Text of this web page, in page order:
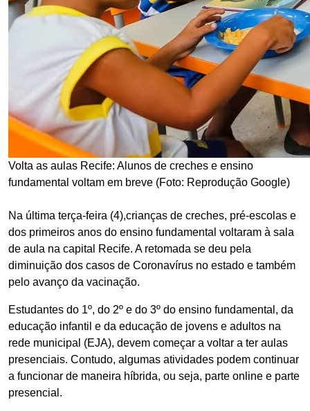
Volta as aulas Recife: Alunos de creches e ensino
fundamental voltam em breve (Foto: Reprodução Google)
Na última terça-feira (4),crianças de creches, pré-escolas e
dos primeiros anos do ensino fundamental voltaram à sala
de aula na capital Recife. A retomada se deu pela
diminuição dos casos de Coronavírus no estado e também
pelo avanço da vacinação.
Estudantes do 1º, do 2º e do 3º do ensino fundamental, da
educação infantil e da educação de jovens e adultos na
rede municipal (EJA), devem começar a voltar a ter aulas
presenciais. Contudo, algumas atividades podem continuar
a funcionar de maneira híbrida, ou seja, parte online e parte
presencial.